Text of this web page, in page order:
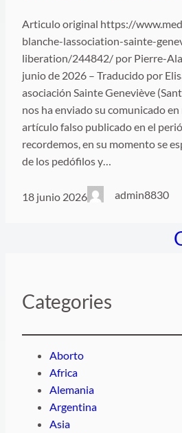
Articulo original https://
blanche-lassociation-sainte-
liberation/244842/ por Pierre-
junio de 2026 – Traducido por
asociación Sainte Geneviève
nos ha enviado su comunicado
artículo falso publicado en el
recordemos, en su momento se
de los pedófilos y…
18 junio 2026 admin8830
Categories
Aborto
Africa
Alemania
Argentina
Asia